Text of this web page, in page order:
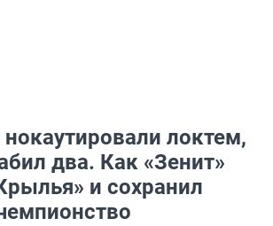
локтем,
два. Как «Зенит»
и сохранил